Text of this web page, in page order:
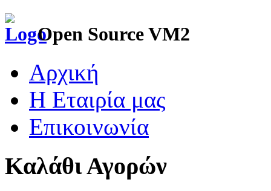
Open Source VM2
Αρχική
Η Εταιρία μας
Επικοινωνία
Καλάθι Αγορών